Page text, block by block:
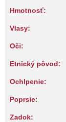
Hmotnosť:
Vlasy:
Oči:
Etnický pôvod:
Ochlpenie:
Poprsie:
Zadok: